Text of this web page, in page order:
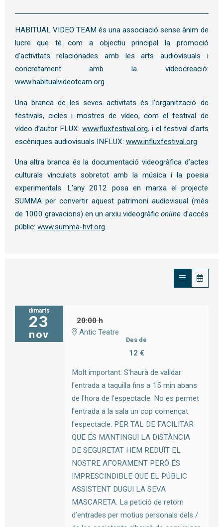
HABITUAL VIDEO TEAM és una associació sense ànim de
lucre que té com a objectiu principal la promoció
d’activitats relacionades amb les arts audiovisuals i
concretament amb la videocreació:
www.habitualvideoteam.org
Una branca de les seves activitats és l'organització de
festivals, cicles i mostres de vídeo, com el festival de
vídeo d’autor FLUX: www.fluxfestival.org, i el festival d'arts
escèniques audiovisuals INFLUX: www.influxfestival.org
Una altra branca és la documentació videogràfica d’actes
culturals vinculats sobretot amb la música i la poesia
experimentals. L'any 2012 posa en marxa el projecte
SUMMA per convertir aquest patrimoni audiovisual (més
de 1000 gravacions) en un arxiu videogràficonline d'accés
públic: www.summa-hvt.org.
dimarts
23
nov
20:00 h
Antic Teatre
Des de
12 €
Molt important: S'haurà de validar
l'entrada a taquilla fins a 15 min abans
de l'hora de l'espectacle. No es permet
l'entrada a la sala un cop començat
l'espectacle. PER TAL DE FACILITAR
QUE ES MANTINGUI LA DISTÀNCIA
DE SEGURETAT HEM REDUÏT EL
NOSTRE AFORAMENT PERÒ ÉS
IMPRESCINDIBLE QUE EL PÚBLIC
ASSISTENT DUGUI LA SEVA
MASCARETA. La petició de retorn
d’entrades per motius personals dels /